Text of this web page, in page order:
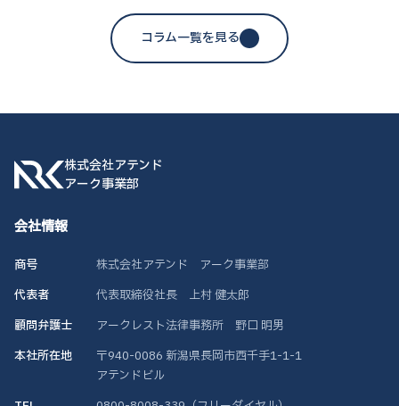
コラム一覧を見る
株式会社アテンド
アーク事業部
会社情報
商号
株式会社アテンド アーク事業部
代表者
代表取締役社長 上村 健太郎
顧問弁護士
アークレスト法律事務所 野口 明男
本社所在地
〒940-0086 新潟県長岡市西千手1-1-1
アテンドビル